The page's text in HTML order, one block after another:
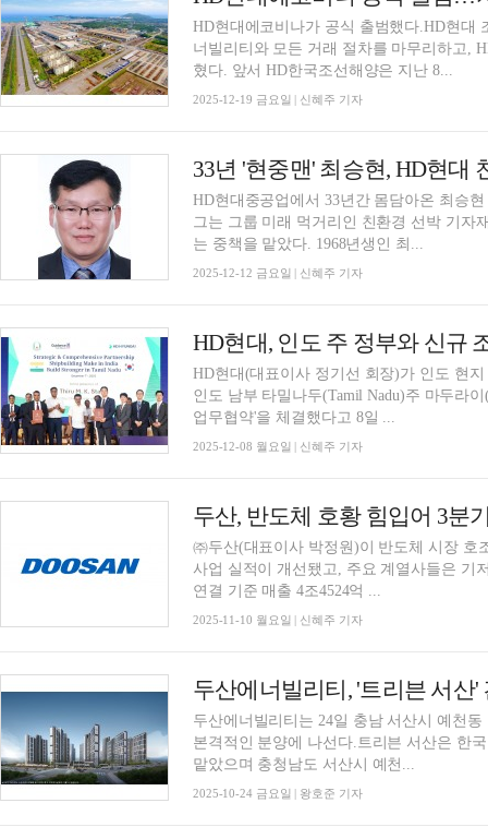
HD현대에코비나가 공식 출범했다.HD현대
너빌리티와 모든 거래 절차를 마무리하고,
혔다. 앞서 HD한국조선해양은 지난 8...
2025-12-19 금요일 | 신혜주 기자
33년 '현중맨' 최승현, HD현대
HD현대중공업에서 33년간 몸담아온 최승
그는 그룹 미래 먹거리인 친환경 선박 기자
는 중책을 맡았다. 1968년생인 최...
2025-12-12 금요일 | 신혜주 기자
HD현대, 인도 주 정부와 신규
HD현대(대표이사 정기선 회장)가 인도 현
인도 남부 타밀나두(Tamil Nadu)주 마두라
업무협약'을 체결했다고 8일 ...
2025-12-08 월요일 | 신혜주 기자
두산, 반도체 호황 힘입어 3분
㈜두산(대표이사 박정원)이 반도체 시장 호
사업 실적이 개선됐고, 주요 계열사들은 기
연결 기준 매출 4조4524억 ...
2025-11-10 월요일 | 신혜주 기자
두산에너빌리티, '트리븐 서산'
두산에너빌리티는 24일 충남 서산시 예천
본격적인 분양에 나선다.트리븐 서산은 한
맡았으며 충청남도 서산시 예천...
2025-10-24 금요일 | 왕호준 기자